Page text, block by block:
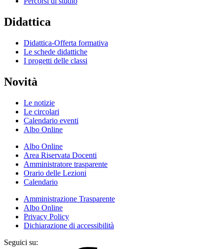
Didattica
Didattica-Offerta formativa
Le schede didattiche
I progetti delle classi
Novità
Le notizie
Le circolari
Calendario eventi
Albo Online
Albo Online
Area Riservata Docenti
Amministratore trasparente
Orario delle Lezioni
Calendario
Amministrazione Trasparente
Albo Online
Privacy Policy
Dichiarazione di accessibilità
Seguici su: